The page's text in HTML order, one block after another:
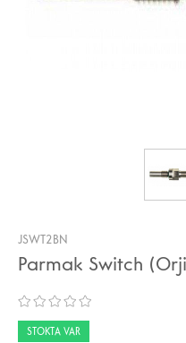
JSWT2BN
Parmak Switch
STOKTA VAR